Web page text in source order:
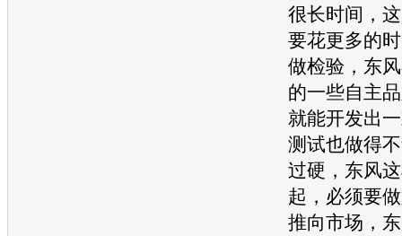
很长时间，
要花更多的
做检验，东
的一些自主
就能开发出
测试也做得
过硬，东风
起，必须要
推向市场，